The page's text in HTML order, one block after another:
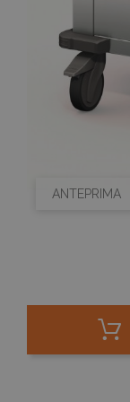
ANTEPRIMA